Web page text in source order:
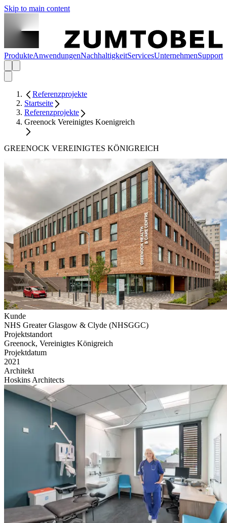
Skip to main content
ProdukteAnwendungenNachhaltigkeitServicesUnternehmenSupport
Referenzprojekte
Startseite
Referenzprojekte
Greenock Vereinigtes Koenigreich
GREENOCK VEREINIGTES KÖNIGREICH
Kunde
NHS Greater Glasgow & Clyde (NHSGGC)
Projektstandort
Greenock, Vereinigtes Königreich
Projektdatum
2021
Architekt
Hoskins Architects